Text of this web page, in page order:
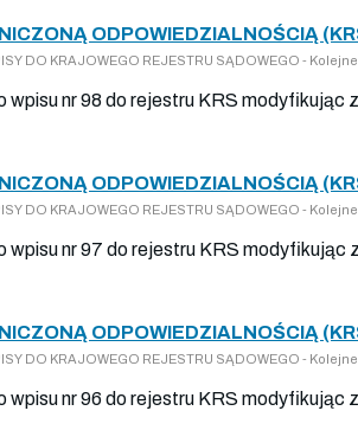
ODPOWIEDZIALNOŚCIĄ
DO KRAJOWEGO REJESTRU SĄDOWEGO -
wpisu nr 98 do rejestru KRS modyfikując
ODPOWIEDZIALNOŚCIĄ
DO KRAJOWEGO REJESTRU SĄDOWEGO -
wpisu nr 97 do rejestru KRS modyfikując
ODPOWIEDZIALNOŚCIĄ
DO KRAJOWEGO REJESTRU SĄDOWEGO -
wpisu nr 96 do rejestru KRS modyfikując